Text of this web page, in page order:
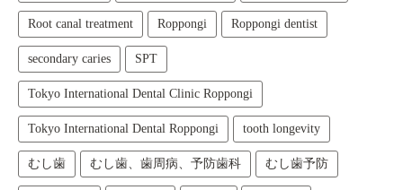
Root canal treatment Roppongi Roppongi dentist
secondary caries SPT
Tokyo International Dental Clinic Roppongi
Tokyo International Dental Roppongi tooth longevity
むし歯 むし歯、歯周病、予防歯科 むし歯予防